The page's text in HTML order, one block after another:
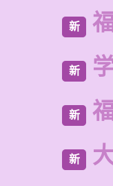
新
新
新
新